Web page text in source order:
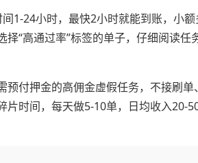
1-24小时，最快2小时就能到账，小
“高通过率”标签的单子，仔细阅读任
付押金的高佣金虚假任务，不接刷单
时间，每天做5-10单，日均收入20-